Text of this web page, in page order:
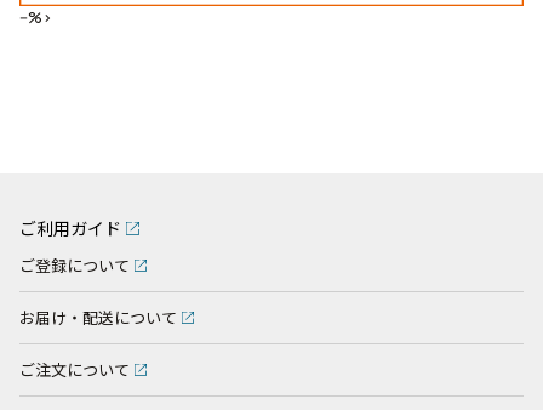
--%>
ご利用ガイド
ご登録について
お届け・配送について
ご注文について